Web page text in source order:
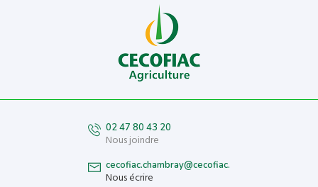
02 47 80 43 20
Nous joindre
cecofiac.chambray@cecofiac.fr
Nous écrire